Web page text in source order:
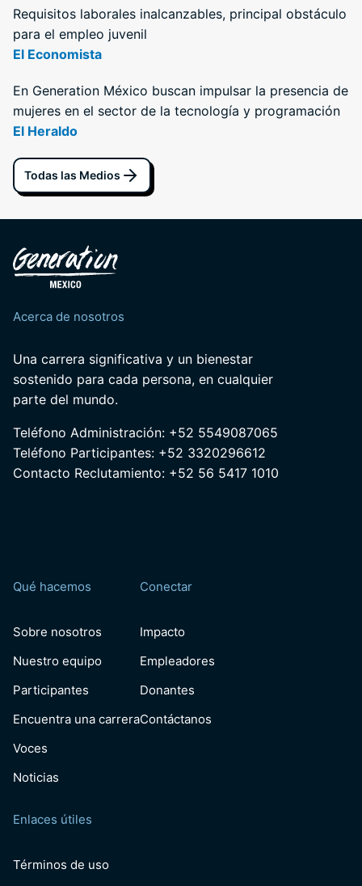
Requisitos laborales inalcanzables, principal obstáculo
para el empleo juvenil
El Economista
En Generation México buscan impulsar la presencia de
mujeres en el sector de la tecnología y programación
El Heraldo
Todas las Medios
Acerca de nosotros
Una carrera significativa y un bienestar
sostenido para cada persona, en cualquier
parte del mundo.
Teléfono Administración: +52 5549087065
Teléfono Participantes: +52 3320296612
Contacto Reclutamiento: +52 56 5417 1010
Qué hacemos
Sobre nosotros
Nuestro equipo
Participantes
Encuentra una carrera
Voces
Noticias
Conectar
Impacto
Empleadores
Donantes
Contáctanos
Enlaces útiles
Términos de uso